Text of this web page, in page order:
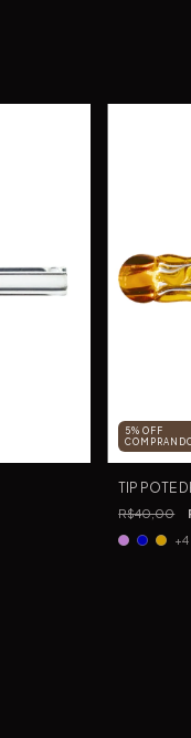
5% OFF
TIP POTE
R$40,00
+4